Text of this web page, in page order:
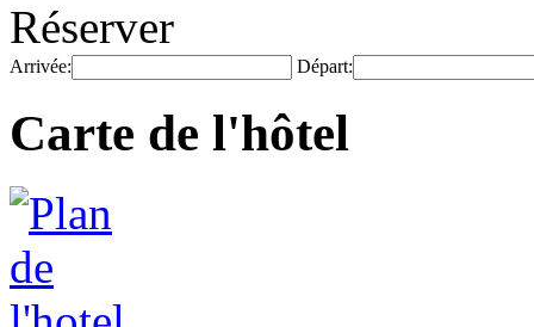
Réserver
Arrivée: Départ:
Carte de l'hôtel